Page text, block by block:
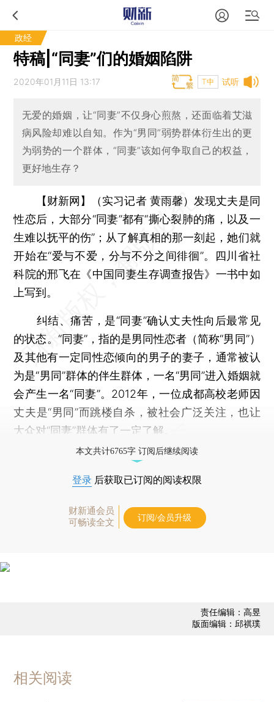
政经
特稿|“同妻”们的婚姻陷阱
试听
2020年01月11日 13:17 T中
无爱的婚姻，让“同妻”不仅身心煎熬，还面临着艾滋
病风险却难以自知。作为“男同”弱势群体衍生出的更
为弱势的一个群体，“同妻”该如何争取自己的权益，
更好地生存？
【财新网】（实习记者 黄雨馨） 发现丈夫是同
性恋后，大部分“同妻”都有“撕心裂肺的痛，以及一
生难以抚平的伤”；从了解真相的那一刻起，她们就
开始在“爱与不爱，分与不分之间徘徊”。四川省社
科院的邢飞在《中国同妻生存调查报告》一书中如
上写到。
纠结、痛苦，是“同妻”确认丈夫性向后最常见
的状态。“同妻”，指的是男同性恋者（简称“男同”）
及其他有一定同性恋倾向的男子的妻子，通常被认
为是“男同”群体的伴生群体，一名“男同”进入婚姻就
会产生一名“同妻”。2012年，一位成都高校老师因
丈夫是“男同”而跳楼自杀，被社会广泛关注，也让
大众对“同妻”群体有了一定了解。
本文共计6765字 订阅后继续阅读
登录 后获取已订阅的阅读权限
财新通会员
可畅读全文
订阅/会员升级
责任编辑：高昱
版面编辑：邱祺璞
相关阅读